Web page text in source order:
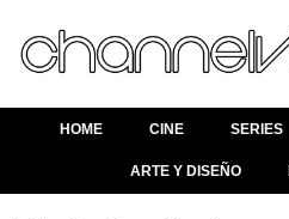
HOME CINE SERIES
ARTE Y DISEÑO